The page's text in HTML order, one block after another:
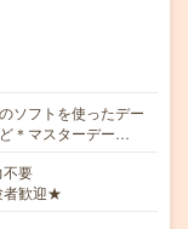
ソフトを使ったデー
＊マスターデー…
不要
者歓迎★